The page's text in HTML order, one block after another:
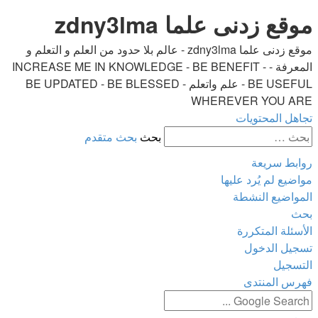
موقع زدنى علما zdny3lma
موقع زدنى علما zdny3lma - عالم بلا حدود من العلم و التعلم و
المعرفة - INCREASE ME IN KNOWLEDGE - BE BENEFIT -
BE USEFUL - علم واتعلم - BE UPDATED - BE BLESSED
WHEREVER YOU ARE
تجاهل المحتويات
بحث بحث متقدم
روابط سريعة
مواضيع لم يُرد عليها
المواضيع النشطة
بحث
الأسئلة المتكررة
تسجيل الدخول
التسجيل
فهرس المنتدى